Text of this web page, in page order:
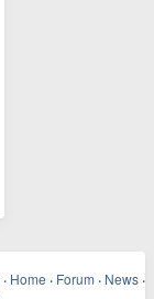
· Home · Forum · News ·